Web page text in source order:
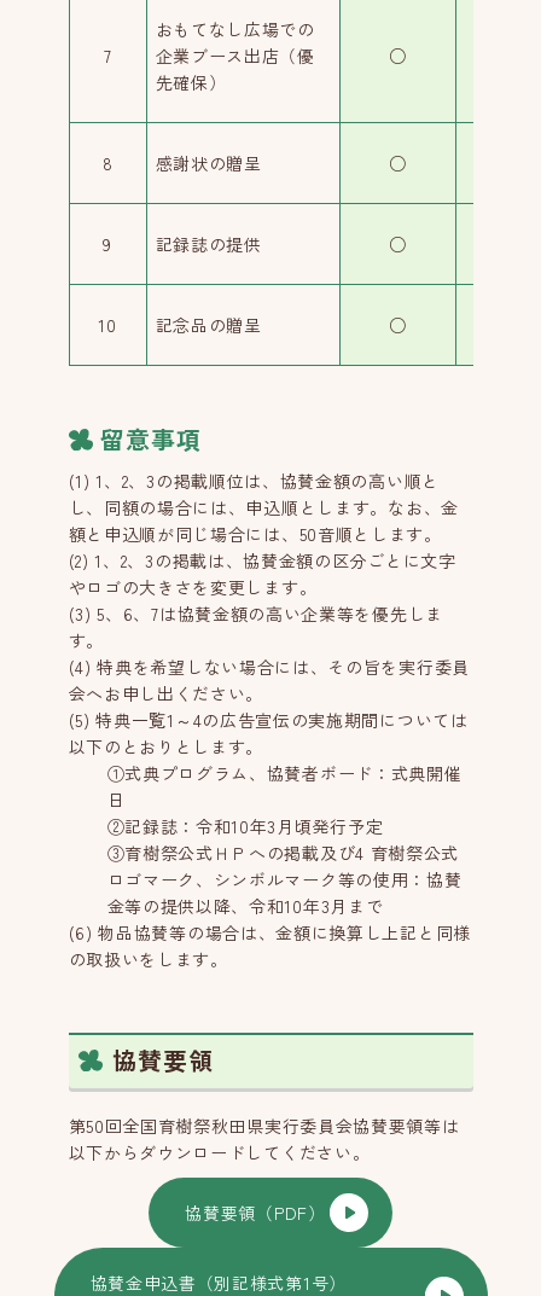
7
おもてなし広場での
企業ブース出店（優
先確保）
○
8 感謝状の贈呈 ○
9 記録誌の提供 ○
10 記念品の贈呈 ○
留意事項
(1) 1、2、3の掲載順位は、協賛金額の高い順と
し、同額の場合には、申込順とします。なお、金
額と申込順が同じ場合には、50音順とします。
(2) 1、2、3の掲載は、協賛金額の区分ごとに文字
やロゴの大きさを変更します。
(3) 5、6、7は協賛金額の高い企業等を優先しま
す。
(4) 特典を希望しない場合には、その旨を実行委員
会へお申し出ください。
(5) 特典一覧1～4の広告宣伝の実施期間については
以下のとおりとします。
①式典プログラム、協賛者ボード：式典開催
日
②記録誌：令和10年3月頃発行予定
③育樹祭公式ＨＰへの掲載及び4 育樹祭公式
ロゴマーク、シンボルマーク等の使用：協賛
金等の提供以降、令和10年3月まで
(6) 物品協賛等の場合は、金額に換算し上記と同様
の取扱いをします。
協賛要領
第50回全国育樹祭秋田県実行委員会協賛要領等は
以下からダウンロードしてください。
協賛要領（PDF）
協賛金申込書（別記様式第1号）